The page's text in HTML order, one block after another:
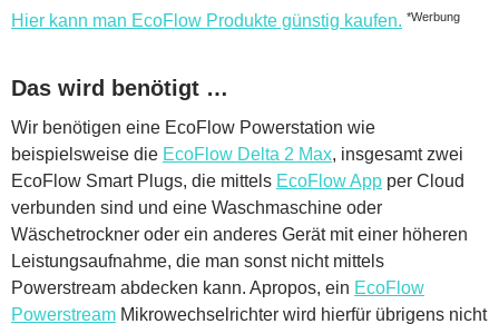
Hier kann man EcoFlow Produkte günstig kaufen. *Werbung
Das wird benötigt …
Wir benötigen eine EcoFlow Powerstation wie
beispielsweise die EcoFlow Delta 2 Max, insgesamt zwei
EcoFlow Smart Plugs, die mittels EcoFlow App per Cloud
verbunden sind und eine Waschmaschine oder
Wäschetrockner oder ein anderes Gerät mit einer höheren
Leistungsaufnahme, die man sonst nicht mittels
Powerstream abdecken kann. Apropos, ein EcoFlow
Powerstream Mikrowechselrichter wird hierfür übrigens nicht